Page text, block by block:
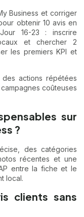
Business et corriger
obtenir 10 avis en
16-23 : inscrire
et chercher 2
les premiers KPI et
actions répétées
coûteuses
sur
?
des catégories
récentes et une
entre la fiche et le
local.
clients sans